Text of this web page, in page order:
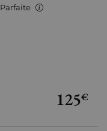
Parfaite
125€